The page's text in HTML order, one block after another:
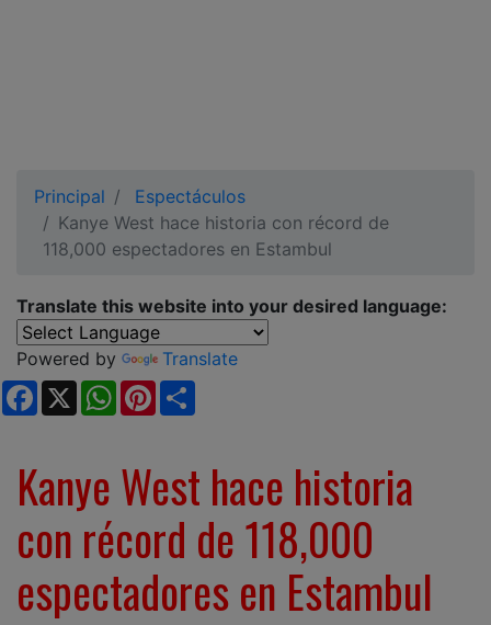
Principal
Espectáculos
Kanye West hace historia con récord de
118,000 espectadores en Estambul
Translate this website into your desired language:
Powered by
Translate
Facebook
X WhatsApp
Pinterest
Kanye West hace historia
con récord de 118,000
espectadores en Estambul